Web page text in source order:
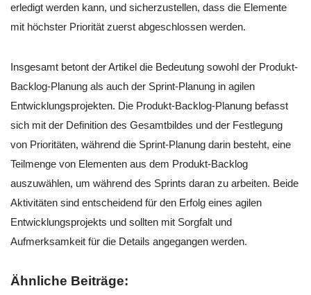
erledigt werden kann, und sicherzustellen, dass die Elemente
mit höchster Priorität zuerst abgeschlossen werden.
Insgesamt betont der Artikel die Bedeutung sowohl der Produkt-
Backlog-Planung als auch der Sprint-Planung in agilen
Entwicklungsprojekten. Die Produkt-Backlog-Planung befasst
sich mit der Definition des Gesamtbildes und der Festlegung
von Prioritäten, während die Sprint-Planung darin besteht, eine
Teilmenge von Elementen aus dem Produkt-Backlog
auszuwählen, um während des Sprints daran zu arbeiten. Beide
Aktivitäten sind entscheidend für den Erfolg eines agilen
Entwicklungsprojekts und sollten mit Sorgfalt und
Aufmerksamkeit für die Details angegangen werden.
Ähnliche Beiträge: